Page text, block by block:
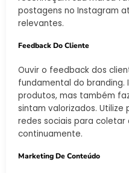
postagens no Instagram
relevantes.
Feedback Do Cliente
Ouvir o feedback dos
fundamental do branding.
produtos, mas também
sintam valorizados. Utilize
redes sociais para coletar
continuamente.
Marketing De Conteúdo